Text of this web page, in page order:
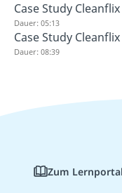
Case Study
Dauer: 05:13
Case Study
Dauer: 08:39
Zum Lernportal